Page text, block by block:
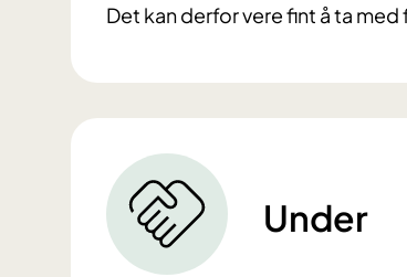
Det kan derfor vere fint å ta
Under